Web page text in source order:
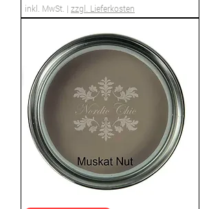
inkl. MwSt. | zzgl. Lieferkosten